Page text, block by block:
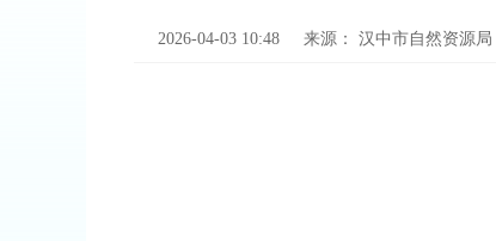
2026-04-03 10:48 来源： 汉中市自然资源局